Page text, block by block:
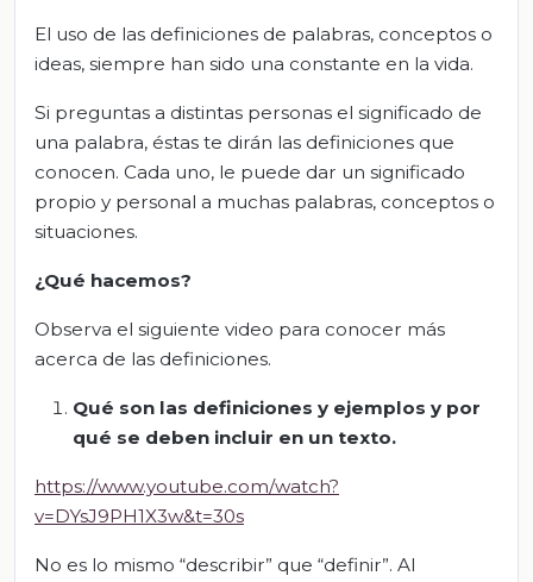
El uso de las definiciones de palabras, conceptos o
ideas, siempre han sido una constante en la vida.
Si preguntas a distintas personas el significado de
una palabra, éstas te dirán las definiciones que
conocen. Cada uno, le puede dar un significado
propio y personal a muchas palabras, conceptos o
situaciones.
¿Qué hacemos?
Observa el siguiente video para conocer más
acerca de las definiciones.
Qué son las definiciones y ejemplos y por
qué se deben incluir en un texto.
https://www.youtube.com/watch?
v=DYsJ9PH1X3w&t=30s
No es lo mismo “describir” que “definir”. Al